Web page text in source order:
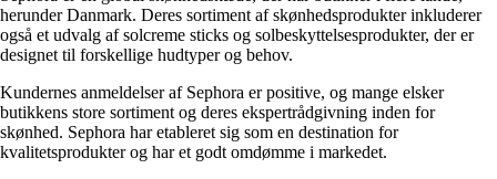
herunder Danmark. Deres sortiment af skønhedsprodukter inkluderer
også et udvalg af solcreme sticks og solbeskyttelsesprodukter, der er
designet til forskellige hudtyper og behov.
Kundernes anmeldelser af Sephora er positive, og mange elsker
butikkens store sortiment og deres ekspertrådgivning inden for
skønhed. Sephora har etableret sig som en destination for
kvalitetsprodukter og har et godt omdømme i markedet.